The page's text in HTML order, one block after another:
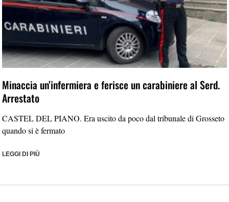
Minaccia un’infermiera e ferisce un carabiniere al Serd.
Arrestato
CASTEL DEL PIANO. Era uscito da poco dal tribunale di Grosseto
quando si è fermato
LEGGI DI PIÙ